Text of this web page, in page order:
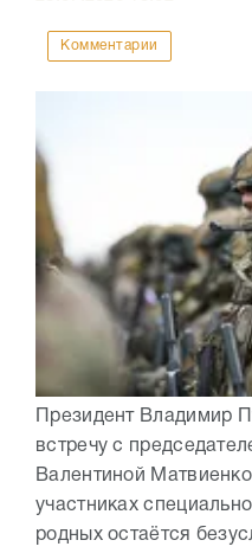
Комментарии
Президент Владимир
встречу с
Валентиной
участниках
родных остаётся